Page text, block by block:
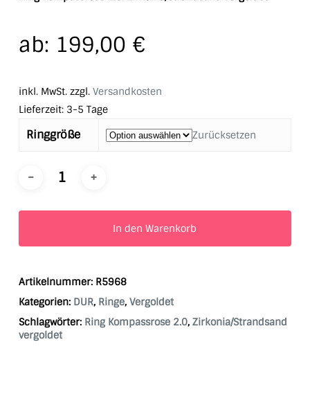
ab: 199,00 €
inkl. MwSt. zzgl. Versandkosten
Lieferzeit: 3-5 Tage
Ringgröße Zurücksetzen
In den Warenkorb
Artikelnummer: R5968
Kategorien: DUR, Ringe, Vergoldet
Schlagwörter: Ring Kompassrose 2.0, Zirkonia/Strandsand
vergoldet